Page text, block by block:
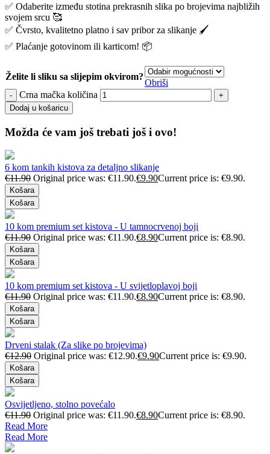
✅ Odaberite između stotina prekrasnih slika po brojevima najbližih
svojem srcu 🥰
✅ Čvrsto, kvalitetno platno i sav pribor za slikanje 🖌️
✅ Plaćanje gotovinom ili karticom! 📦
Želite li sliku sa slijepim okvirom?
Obriši
Crna mačka količina
Dodaj u košaricu
Možda će vam još trebati još i ovo!
6 kom tankih kistova za detaljno slikanje
€11.90 Original price was: €11.90.€9.90Current price is: €9.90.
Košara
Košara
10 kom premium set kistova - U tamnocrvenoj boji
€11.90 Original price was: €11.90.€8.90Current price is: €8.90.
Košara
Košara
10 kom premium set kistova - U svijetloplavoj boji
€11.90 Original price was: €11.90.€8.90Current price is: €8.90.
Košara
Košara
Drveni stalak (Za slike po brojevima)
€12.90 Original price was: €12.90.€9.90Current price is: €9.90.
Košara
Košara
Osvijetljeno, stolno povećalo
€11.90 Original price was: €11.90.€8.90Current price is: €8.90.
Read More
Read More